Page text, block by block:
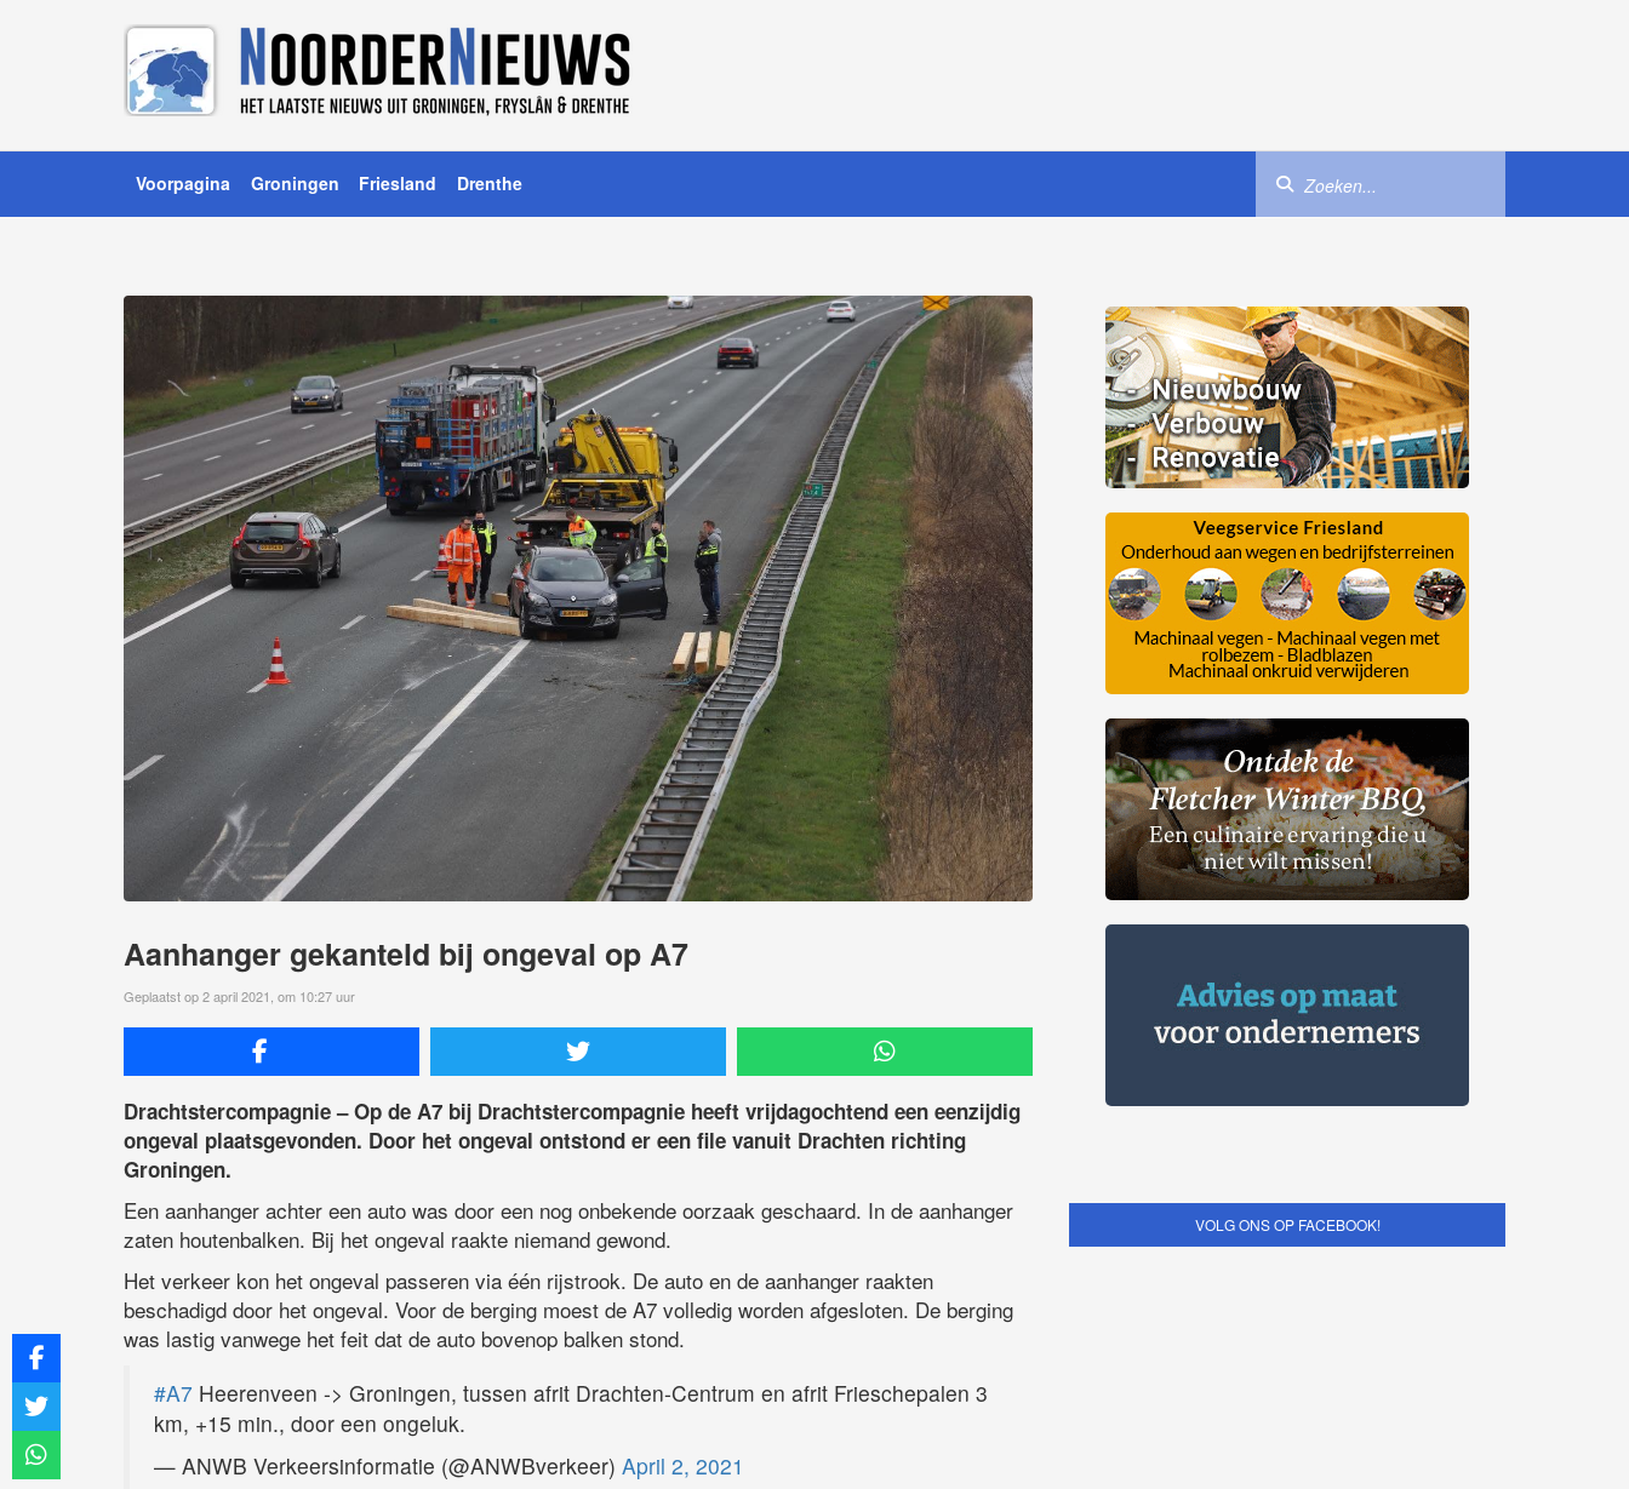
Voorpagina Groningen Friesland Drenthe
Aanhanger gekanteld bij ongeval op A7
Geplaatst op 2 april 2021, om 10:27 uur
Drachtstercompagnie – Op de A7 bij Drachtstercompagnie heeft vrijdagochtend een eenzijdig
ongeval plaatsgevonden. Door het ongeval ontstond er een file vanuit Drachten richting
Groningen.
Een aanhanger achter een auto was door een nog onbekende oorzaak geschaard. In de aanhanger
zaten houtenbalken. Bij het ongeval raakte niemand gewond.
Het verkeer kon het ongeval passeren via één rijstrook. De auto en de aanhanger raakten
beschadigd door het ongeval. Voor de berging moest de A7 volledig worden afgesloten. De berging
was lastig vanwege het feit dat de auto bovenop balken stond.
#A7 Heerenveen -> Groningen, tussen afrit Drachten-Centrum en afrit Frieschepalen 3
km, +15 min., door een ongeluk.
— ANWB Verkeersinformatie (@ANWBverkeer) April 2, 2021
VOLG ONS OP FACEBOOK!